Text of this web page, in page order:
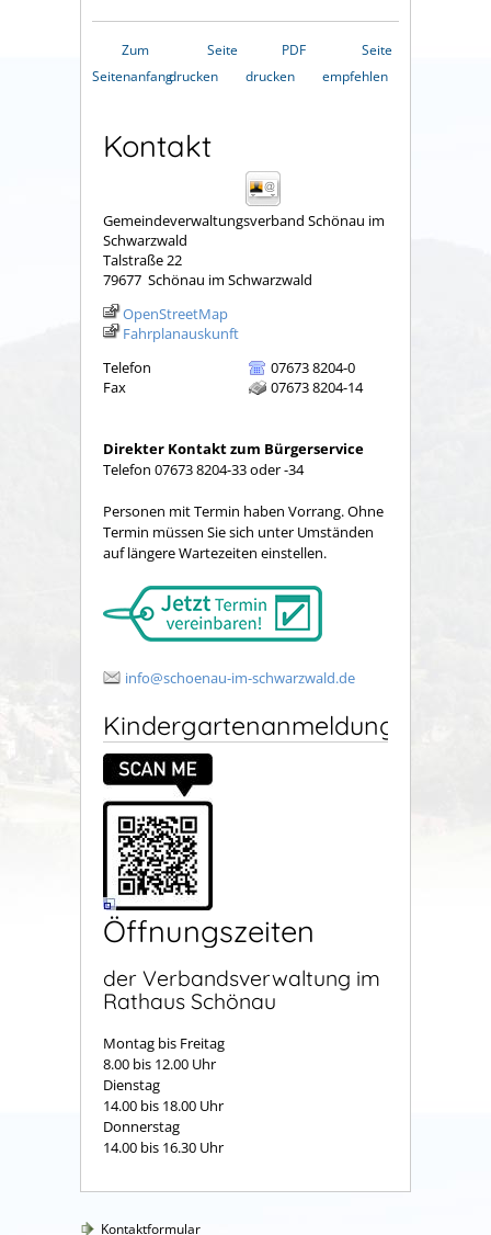
Zum
Seitenanfang
Seite
drucken
PDF
drucken
Seite
empfehlen
Kontakt
Gemeindeverwaltungsverband Schönau im
Schwarzwald
Talstraße 22
79677 Schönau im Schwarzwald
OpenStreetMap
Fahrplanauskunft
Telefon
07673 8204-0
Fax
07673 8204-14
Direkter Kontakt zum Bürgerservice
Telefon 07673 8204-33 oder -34
Personen mit Termin haben Vorrang. Ohne
Termin müssen Sie sich unter Umständen
auf längere Wartezeiten einstellen.
info@schoenau-im-schwarzwald.de
Kindergartenanmeldung
Öffnungszeiten
der Verbandsverwaltung im
Rathaus Schönau
Montag bis Freitag
8.00 bis 12.00 Uhr
Dienstag
14.00 bis 18.00 Uhr
Donnerstag
14.00 bis 16.30 Uhr
Kontaktformular